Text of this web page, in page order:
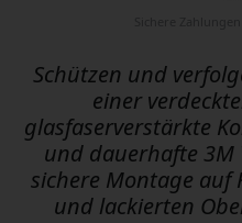
Schützen und
einer
glasfaserverstärkte
und dauerhafte 3M
sichere Montage auf
und lackierten